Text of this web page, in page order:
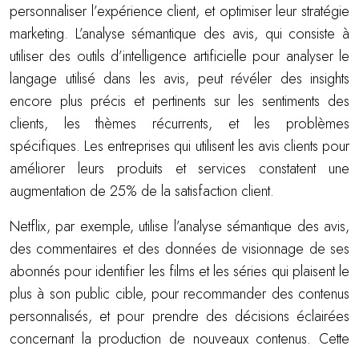
personnaliser l’expérience client, et optimiser leur stratégie
marketing. L’analyse sémantique des avis, qui consiste à
utiliser des outils d’intelligence artificielle pour analyser le
langage utilisé dans les avis, peut révéler des insights
encore plus précis et pertinents sur les sentiments des
clients, les thèmes récurrents, et les problèmes
spécifiques. Les entreprises qui utilisent les avis clients pour
améliorer leurs produits et services constatent une
augmentation de 25% de la satisfaction client.
Netflix, par exemple, utilise l’analyse sémantique des avis,
des commentaires et des données de visionnage de ses
abonnés pour identifier les films et les séries qui plaisent le
plus à son public cible, pour recommander des contenus
personnalisés, et pour prendre des décisions éclairées
concernant la production de nouveaux contenus. Cette